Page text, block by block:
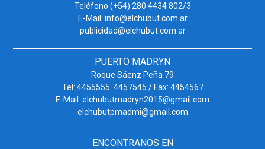
Teléfono (+54) 280 4434 802/3
E-Mail: info@elchubut.com.ar
publicidad@elchubut.com.ar
PUERTO MADRYN
Roque Sáenz Peña 79
Tel: 4455555. 4457545 / Fax: 4454567
E-Mail: elchubutmadryn2015@gmail.com
elchubutpmadmi@gmail.com
ENCONTRANOS EN